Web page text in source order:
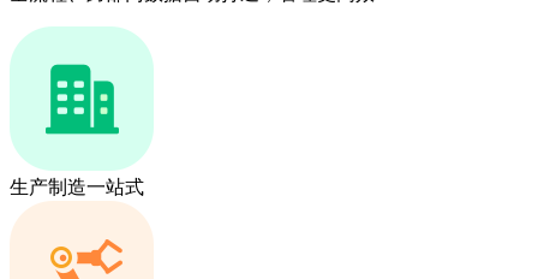
生产制造一站式